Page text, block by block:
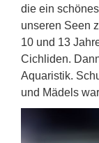
die ein
unseren Seen
10 und 13
Cichliden.
Aquaristik.
und Mädels